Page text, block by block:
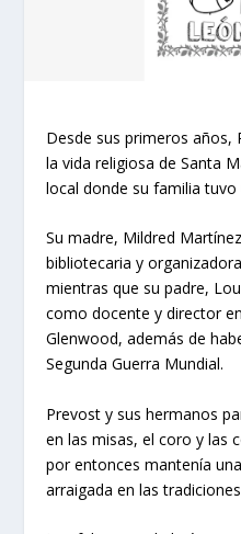
Desde sus primeros años,
la vida religiosa de Santa
local donde su familia tuvo
Su madre, Mildred
bibliotecaria y
mientras que su padre,
como docente y director
Glenwood, además de
Segunda Guerra Mundial.
Prevost y sus hermanos
en las misas, el coro y las
por entonces mantenía
arraigada en las